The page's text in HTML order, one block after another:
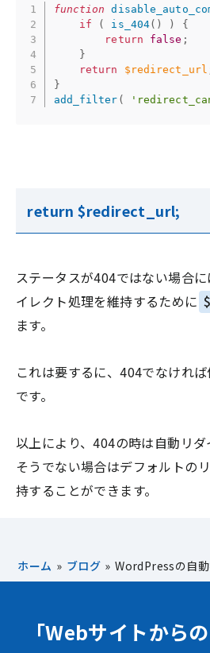
function
if
( is_404( ) )
{
return
false ;
}
return
$redirect_url
}
add_filter (
return $redirect_url;
ステータスが404ではない場合
イレクト処理を維持するために
ます。
これは要するに、404でなけれ
です。
以上により、404の時は自動リダ
そうでない場合はデフォルトの
持することができます。
ホーム » ブログ » WordPressの自
「Webサイトから